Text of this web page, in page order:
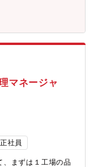
い需要があり、ま
他事業所（静
による)④中途社員の
社数年は機能設計
見を深めていただ
クトリーダーとし
ール、資格等】工
提出する資料には
につくようOJTや
・機械工学の基礎知
に合わせて出荷数
ー層の採用を実施
は”人”の管理です。
名程度の社員が在籍
バーをまとめあげ
社や協力会社との
し、現場への調整
的には】■人員管
等）、チームビル
的な運用■本社や業
ー長経験者やマネ
者はご経験を活か
マネージャ
正社員
、まずは１工場の品